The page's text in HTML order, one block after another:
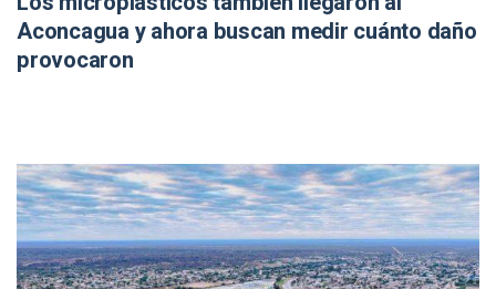
Aconcagua y ahora buscan medir cuánto daño
provocaron